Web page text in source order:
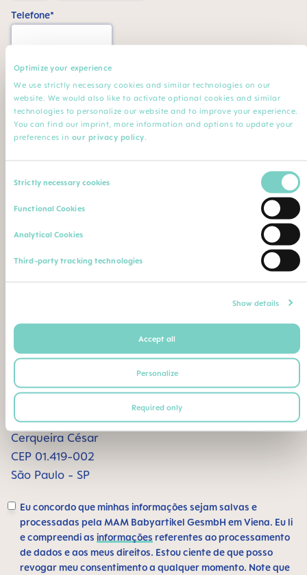
Optimize your experience
We use strictly necessary cookies and similar technologies on our
website. We would also like to activate optional cookies and similar
technologies to personalize our website and to improve your experience.
You can find our imprint, more information and options to update your
preferences in our privacy policy.
Strictly necessary cookies
Functional Cookies
Analytical Cookies
Third-party tracking technologies
Show details
Accept all
Personalize
Required only
Telefone*
CPF*
Minha Profissão
Profissão* Especialização
Faça o upload de sua qualificação profissional (diploma,
certificado de conclusão de curso, carteira de identidade
Ou envie seu comprovante de qualificação como
segue para o seguinte endereço postal ou e-mail:
BEBE SAUDE LTDA | CNPJ 02.729.687/0001-26
Alameda Santos, 1165 sala 1009
Cerqueira César
CEP 01.419-002
São Paulo - SP
Eu concordo que minhas informações sejam salvas e
processadas pela MAM Babyartikel GesmbH em Viena. Eu li
e compreendi as informações referentes ao processamento
de dados e aos meus direitos. Estou ciente de que posso
revogar meu consentimento a qualquer momento. Note que